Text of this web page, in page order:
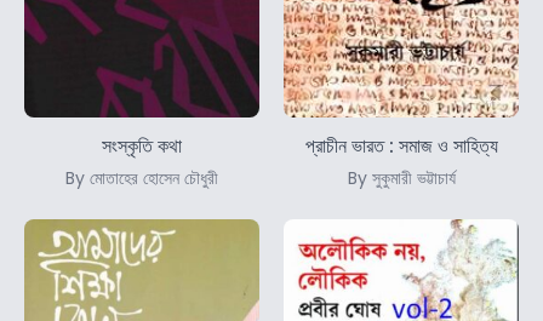
সংস্কৃতি কথা
By মোতাহের হোসেন চৌধুরী
প্রাচীন ভারত : সমাজ ও সাহিত্য
By সুকুমারী ভট্টাচার্য